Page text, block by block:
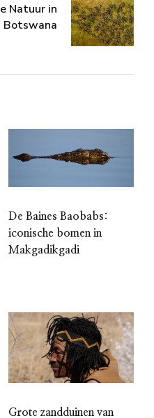
Natuur in
Botswana
De Baines Baobabs:
iconische bomen in
Makgadikgadi
Grote zandduinen van